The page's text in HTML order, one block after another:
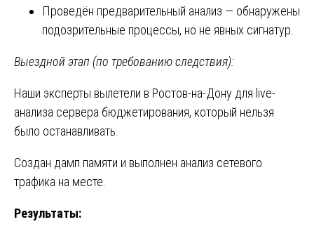
Проведён предварительный анализ — обнаружены
подозрительные процессы, но не явных сигнатур.
Выездной этап (по требованию следствия):
Наши эксперты вылетели в Ростов-на-Дону для live-
анализа сервера бюджетирования, который нельзя
было останавливать.
Создан дамп памяти и выполнен анализ сетевого
трафика на месте.
Результаты: